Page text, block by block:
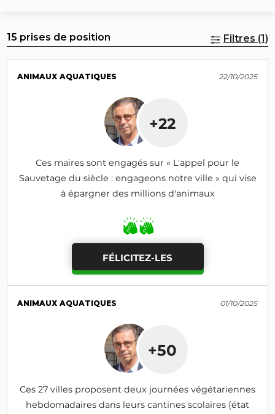
15 prises de position Filtres (1)
ANIMAUX AQUATIQUES 22/10/2025
+22
Ces maires sont engagés sur « L'appel pour le
Sauvetage du siècle : engageons notre ville » qui vise
à épargner des millions d'animaux
FÉLICITEZ-LES
ANIMAUX AQUATIQUES 01/10/2025
+50
Ces 27 villes proposent deux journées végétariennes
hebdomadaires dans leurs cantines scolaires (état